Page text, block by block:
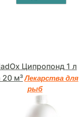
Ципропонд 1 л
20 м³Лекарства для
рыб